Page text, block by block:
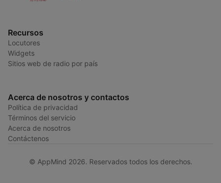
Recursos
Locutores
Widgets
Sitios web de radio por país
Acerca de nosotros y contactos
Política de privacidad
Términos del servicio
Acerca de nosotros
Contáctenos
© AppMind 2026. Reservados todos los derechos.